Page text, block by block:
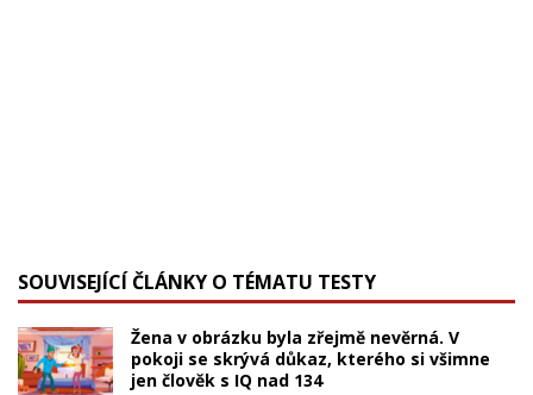
SOUVISEJÍCÍ ČLÁNKY O TÉMATU TESTY
Žena v obrázku byla zřejmě nevěrná. V
pokoji se skrývá důkaz, kterého si všimne
jen člověk s IQ nad 134